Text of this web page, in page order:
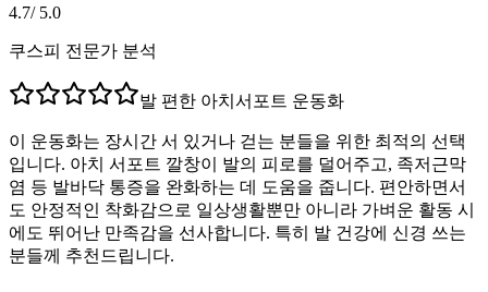
4.7/ 5.0
쿠스피 전문가 분석
발 편한 아치서포트 운동화
이 운동화는 장시간 서 있거나 걷는 분들을 위한 최적의 선택
입니다. 아치 서포트 깔창이 발의 피로를 덜어주고, 족저근막
염 등 발바닥 통증을 완화하는 데 도움을 줍니다. 편안하면서
도 안정적인 착화감으로 일상생활뿐만 아니라 가벼운 활동 시
에도 뛰어난 만족감을 선사합니다. 특히 발 건강에 신경 쓰는
분들께 추천드립니다.